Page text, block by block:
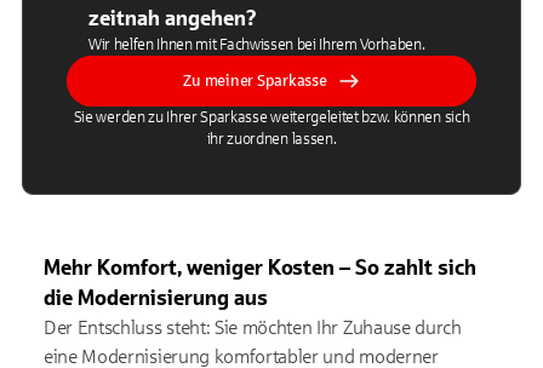
zeitnah angehen?
Wir helfen Ihnen mit Fachwissen bei Ihrem Vorhaben.
Zu meiner Sparkasse
Sie werden zu Ihrer Sparkasse weitergeleitet bzw. können sich
ihr zuordnen lassen.
Mehr Komfort, weniger Kosten – So zahlt sich
die Modernisierung aus
Der Entschluss steht: Sie möchten Ihr Zuhause durch
eine Modernisierung komfortabler und moderner